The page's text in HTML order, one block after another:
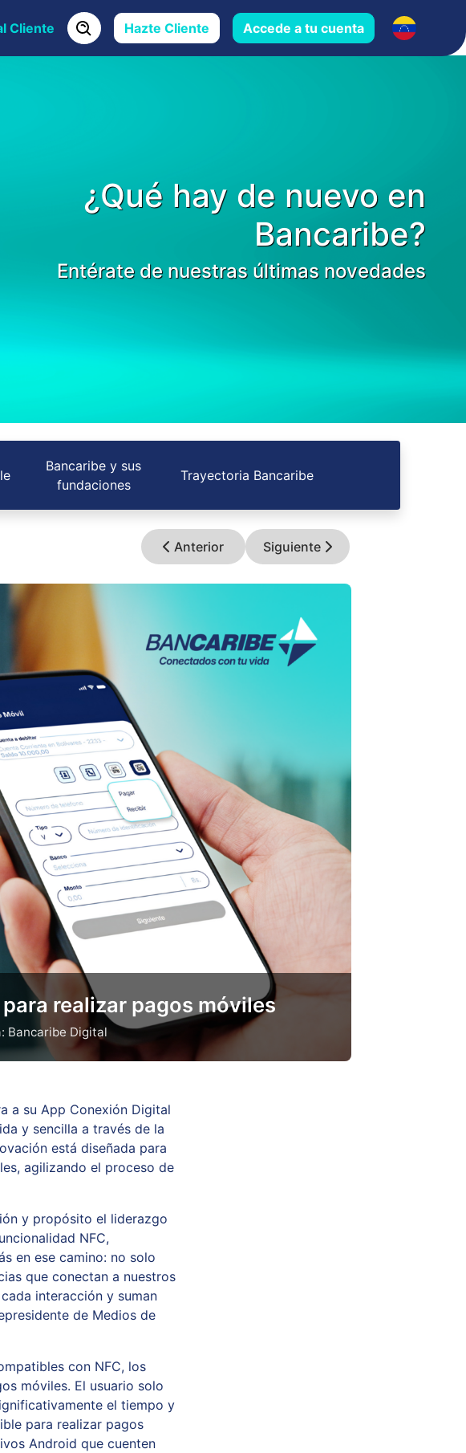
Cliente Hazte Cliente Accede a tu cuenta
¿Qué hay de nuevo en
Bancaribe?
Entérate de nuestras últimas novedades
Bancaribe y sus
fundaciones
Trayectoria Bancaribe
Anterior Siguiente
realizar pagos móviles
Bancaribe Digital
a su App Conexión Digital
y sencilla a través de la
está diseñada para
agilizando el proceso de
y propósito el liderazgo
NFC,
en ese camino: no solo
que conectan a nuestros
interacción y suman
de Medios de
con NFC, los
móviles. El usuario solo
el tiempo y
para realizar pagos
Android que cuenten